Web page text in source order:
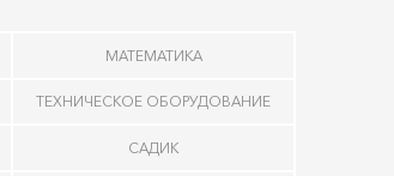
МАТЕМАТИКА
ТЕХНИЧЕСКОЕ ОБОРУДОВАНИЕ
САДИК